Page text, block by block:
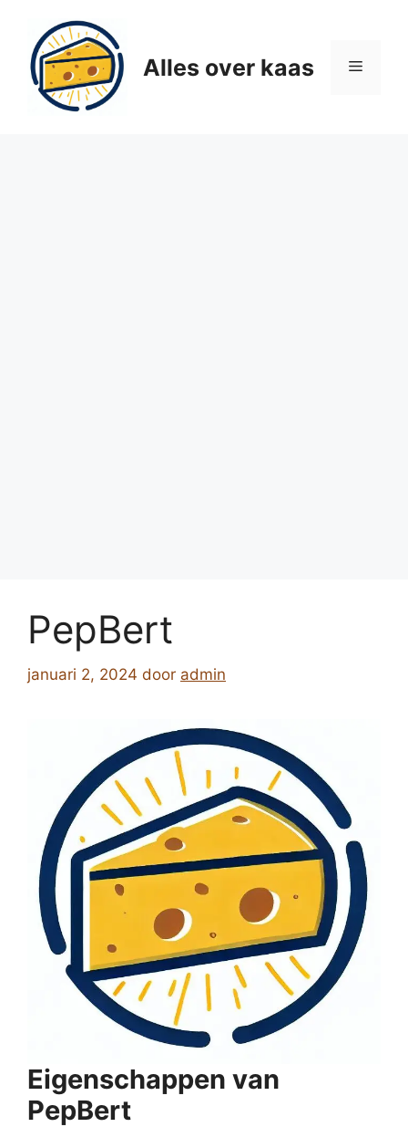
inhoud
Alles over kaas Menu
PepBert
januari 2, 2024 door admin
Eigenschappen van
PepBert